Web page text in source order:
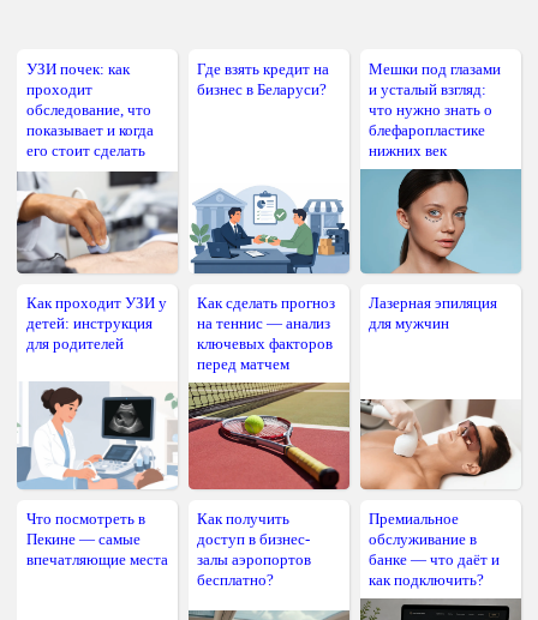
УЗИ почек: как
проходит
обследование, что
показывает и когда
его стоит сделать
Где взять кредит на
бизнес в Беларуси?
Мешки под глазами
и усталый взгляд:
что нужно знать о
блефаропластике
нижних век
Как проходит УЗИ у
детей: инструкция
для родителей
Как сделать прогноз
на теннис — анализ
ключевых факторов
перед матчем
Лазерная эпиляция
для мужчин
Что посмотреть в
Пекине — самые
впечатляющие места
Как получить
доступ в бизнес-
залы аэропортов
бесплатно?
Премиальное
обслуживание в
банке — что даёт и
как подключить?